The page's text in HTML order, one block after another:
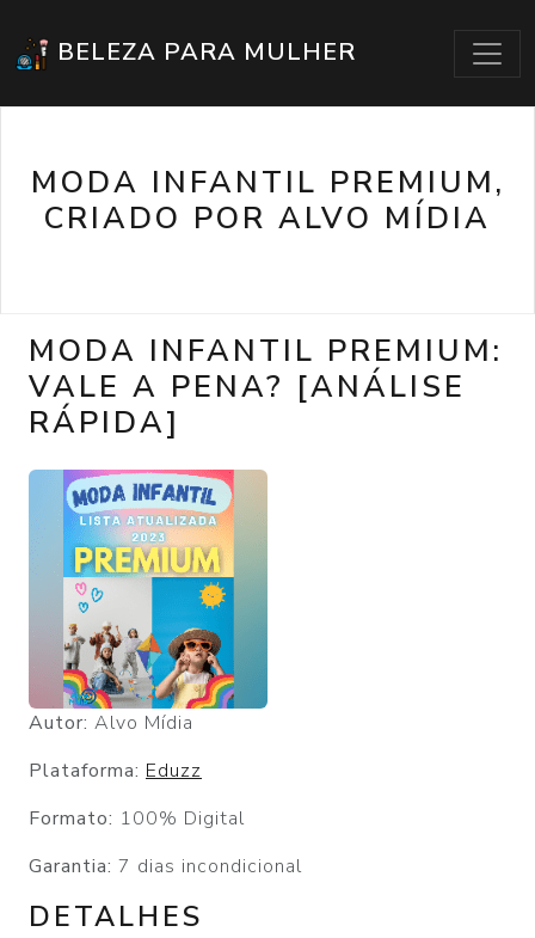
BELEZA PARA MULHER
MODA INFANTIL PREMIUM,
CRIADO POR ALVO MÍDIA
MODA INFANTIL PREMIUM:
VALE A PENA? [ANÁLISE
RÁPIDA]
Autor: Alvo Mídia
Plataforma: Eduzz
Formato: 100% Digital
Garantia: 7 dias incondicional
DETALHES